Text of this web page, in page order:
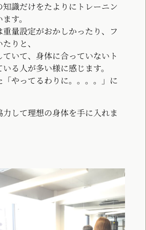
識だけをたよりにトレーニン
す。
量設定がおかしかったり、フ
りと、
いて、身体に合っていないト
る人が多い様に感じます。
「やってるわりに。。。。」に
力して理想の身体を手に入れま